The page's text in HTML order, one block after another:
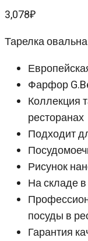
3,078₽
Тарелка
Фарфор
Коллекция
ресторанах
Подходит
Рисунок
На складе
посуды в
Гарантия